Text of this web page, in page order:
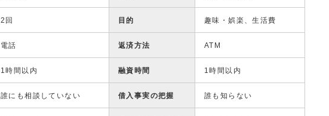
2回 目的 趣味・娯楽、生活費
電話 返済方法 ATM
1時間以内 融資時間 1時間以内
誰にも相談していない 借入事実の把握 誰も知らない